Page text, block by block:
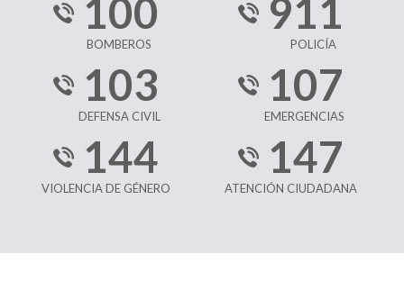
100
BOMBEROS
911
POLICÍA
103
DEFENSA CIVIL
107
EMERGENCIAS
144
VIOLENCIA DE GÉNERO
147
ATENCIÓN CIUDADANA